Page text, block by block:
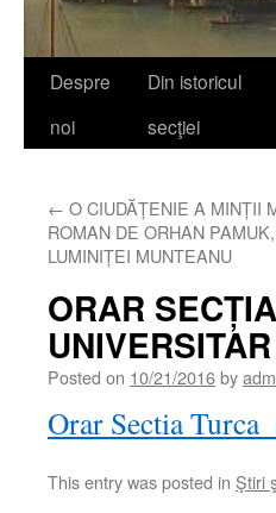
Despre
noi
Din istoricul
secţiei
← O CIUDĂȚENIE A MINȚII
ROMAN DE ORHAN
LUMINIȚEI MUNTEANU
ORAR
Posted on 10/21/2016by
Orar Sectia
This entry was posted in Ştiri